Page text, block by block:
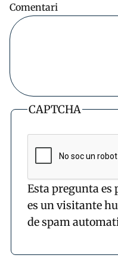
Comentari
CAPTCHA
Esta pregunta es
es un visitante
de spam